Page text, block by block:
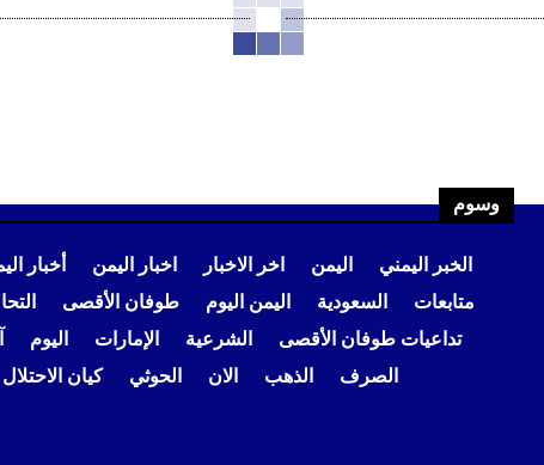
وسوم
الخبر اليمني اليمن اخر الاخبار اخبار اليمن
أخبار
متابعات
السعودية اليمن اليوم طوفان الأقصى
تداعيات طوفان الأقصى
الشرعية الإمارات اليوم
الصرف
الذهب الان الحوثي كيان الاحتلال